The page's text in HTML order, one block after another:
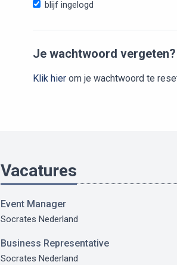
blijf ingelogd
Je wachtwoord vergeten?
Klik hier om je wachtwoord te
Vacatures
Event Manager
Socrates Nederland
Business Representative
Socrates Nederland